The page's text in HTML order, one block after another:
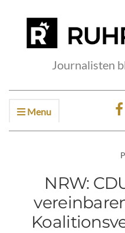
Journalisten
Menu
NRW: